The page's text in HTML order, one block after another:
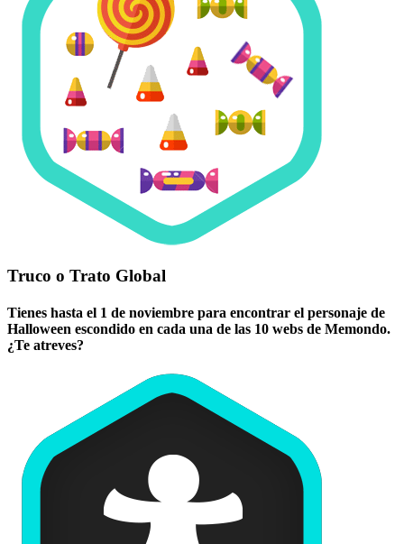
Truco o Trato Global
Tienes hasta el 1 de noviembre para encontrar el personaje de
Halloween escondido en cada una de las 10 webs de Memondo.
¿Te atreves?